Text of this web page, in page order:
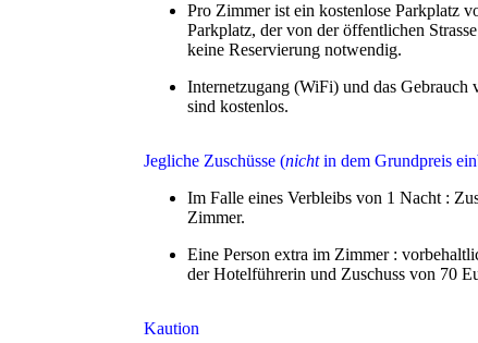
Pro Zimmer ist ein kostenlose Parkplatz
Parkplatz, der von der öffentlichen
keine Reservierung notwendig.
Internetzugang (WiFi) und das
sind kostenlos.
Jegliche Zuschüsse (nichtin dem Grundpreis
Im Falle eines Verbleibs von 1 Nacht :
Zimmer.
Eine Person extra im Zimmer :
der Hotelführerin und Zuschuss von 70
Kaution